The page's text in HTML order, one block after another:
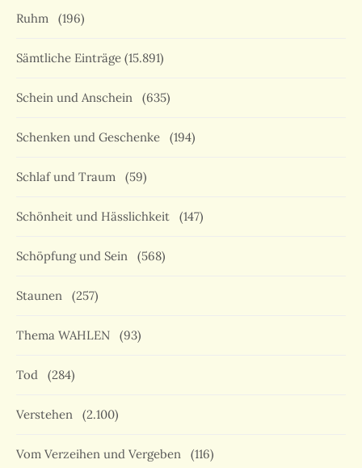
Ruhm (196)
Sämtliche Einträge (15.891)
Schein und Anschein (635)
Schenken und Geschenke (194)
Schlaf und Traum (59)
Schönheit und Hässlichkeit (147)
Schöpfung und Sein (568)
Staunen (257)
Thema WAHLEN (93)
Tod (284)
Verstehen (2.100)
Vom Verzeihen und Vergeben (116)